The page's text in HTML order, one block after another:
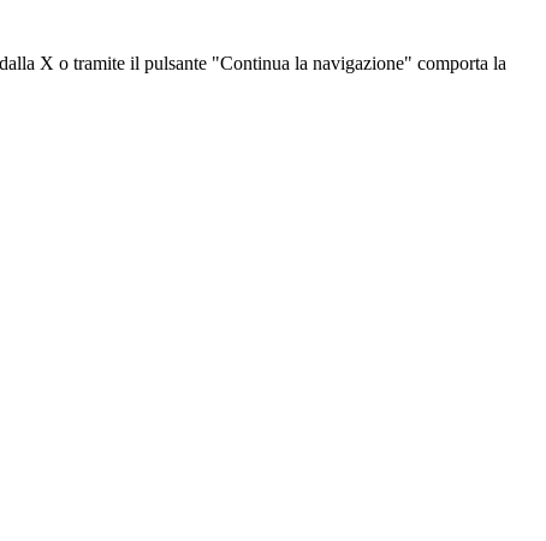
X o tramite il pulsante "Continua la navigazione" comporta la